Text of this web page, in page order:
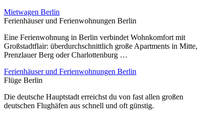
Mietwagen Berlin
Ferienhäuser und Ferienwohnungen Berlin
Eine Ferienwohnung in Berlin verbindet Wohnkomfort mit
Großstadtflair: überdurchschnittlich große Apartments in Mitte,
Prenzlauer Berg oder Charlottenburg …
Ferienhäuser und Ferienwohnungen Berlin
Flüge Berlin
Die deutsche Hauptstadt erreichst du von fast allen großen
deutschen Flughäfen aus schnell und oft günstig.